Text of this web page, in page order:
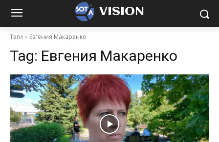
VISION
Теги Евгения Макаренко
Tag: Евгения Макаренко